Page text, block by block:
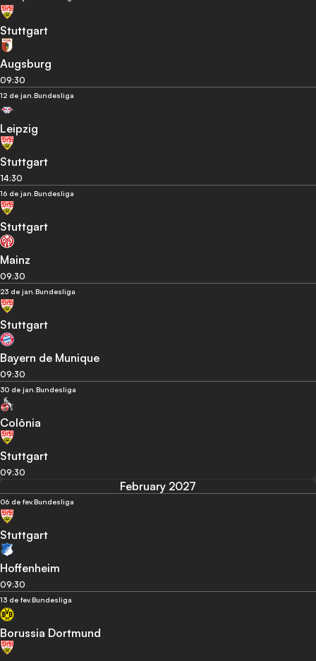
Stuttgart
Augsburg
09:30
12 de jan.Bundesliga
Leipzig
Stuttgart
14:30
16 de jan.Bundesliga
Stuttgart
Mainz
09:30
23 de jan.Bundesliga
Stuttgart
Bayern de Munique
09:30
30 de jan.Bundesliga
Colônia
Stuttgart
09:30
February 2027
06 de fev.Bundesliga
Stuttgart
Hoffenheim
09:30
13 de fev.Bundesliga
Borussia Dortmund